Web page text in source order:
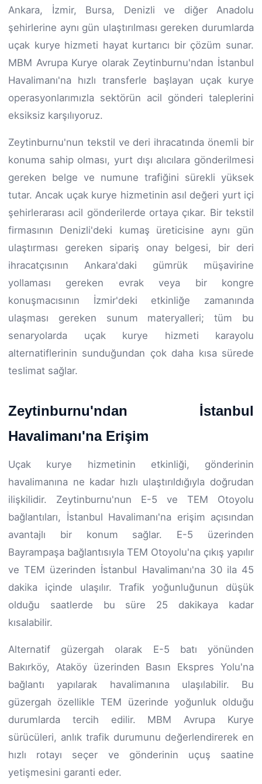
Ankara, İzmir, Bursa, Denizli ve diğer Anadolu
şehirlerine aynı gün ulaştırılması gereken durumlarda
uçak kurye hizmeti hayat kurtarıcı bir çözüm sunar.
MBM Avrupa Kurye olarak Zeytinburnu'ndan İstanbul
Havalimanı'na hızlı transferle başlayan uçak kurye
operasyonlarımızla sektörün acil gönderi taleplerini
eksiksiz karşılıyoruz.
Zeytinburnu'nun tekstil ve deri ihracatında önemli bir
konuma sahip olması, yurt dışı alıcılara gönderilmesi
gereken belge ve numune trafiğini sürekli yüksek
tutar. Ancak uçak kurye hizmetinin asıl değeri yurt içi
şehirlerarası acil gönderilerde ortaya çıkar. Bir tekstil
firmasının Denizli'deki kumaş üreticisine aynı gün
ulaştırması gereken sipariş onay belgesi, bir deri
ihracatçısının Ankara'daki gümrük müşavirine
yollaması gereken evrak veya bir kongre
konuşmacısının İzmir'deki etkinliğe zamanında
ulaşması gereken sunum materyalleri; tüm bu
senaryolarda uçak kurye hizmeti karayolu
alternatiflerinin sunduğundan çok daha kısa sürede
teslimat sağlar.
Zeytinburnu'ndan İstanbul
Havalimanı'na Erişim
Uçak kurye hizmetinin etkinliği, gönderinin
havalimanına ne kadar hızlı ulaştırıldığıyla doğrudan
ilişkilidir. Zeytinburnu'nun E-5 ve TEM Otoyolu
bağlantıları, İstanbul Havalimanı'na erişim açısından
avantajlı bir konum sağlar. E-5 üzerinden
Bayrampaşa bağlantısıyla TEM Otoyolu'na çıkış yapılır
ve TEM üzerinden İstanbul Havalimanı'na 30 ila 45
dakika içinde ulaşılır. Trafik yoğunluğunun düşük
olduğu saatlerde bu süre 25 dakikaya kadar
kısalabilir.
Alternatif güzergah olarak E-5 batı yönünden
Bakırköy, Ataköy üzerinden Basın Ekspres Yolu'na
bağlantı yapılarak havalimanına ulaşılabilir. Bu
güzergah özellikle TEM üzerinde yoğunluk olduğu
durumlarda tercih edilir. MBM Avrupa Kurye
sürücüleri, anlık trafik durumunu değerlendirerek en
hızlı rotayı seçer ve gönderinin uçuş saatine
yetişmesini garanti eder.